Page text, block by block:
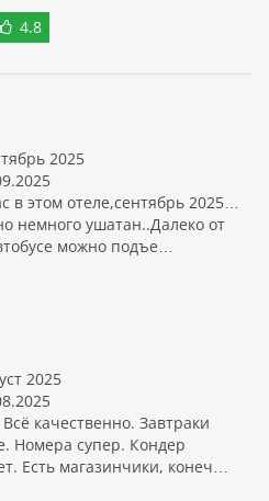
4.8
2025
в этом отеле,сентябрь 2025…
немного ушатан..Далеко от
можно подъе…
2025
качественно. Завтраки
Номера супер. Кондер
Есть магазинчики, конеч…